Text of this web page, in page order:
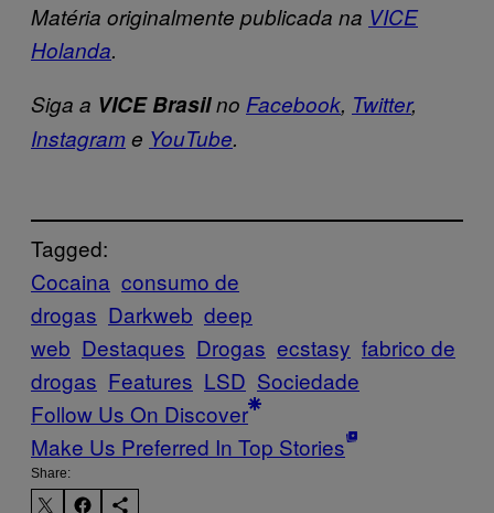
Matéria originalmente publicada na VICE
Holanda.
Siga a VICE Brasilno Facebook, Twitter,
Instagrame YouTube.
Tagged:
Cocaina consumo de
drogas Darkweb deep
web Destaques Drogas ecstasy fabrico de
drogas Features LSD Sociedade
Follow Us On Discover
Make Us Preferred In Top Stories
Share: